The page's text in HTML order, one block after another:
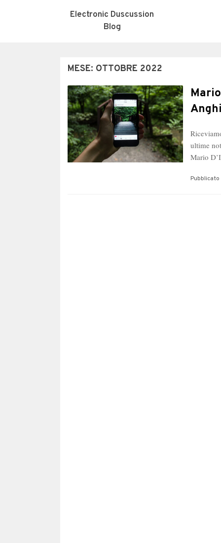
Electronic Duscussion
Blog
MESE: OTTOBRE 2022
ultime
Mario